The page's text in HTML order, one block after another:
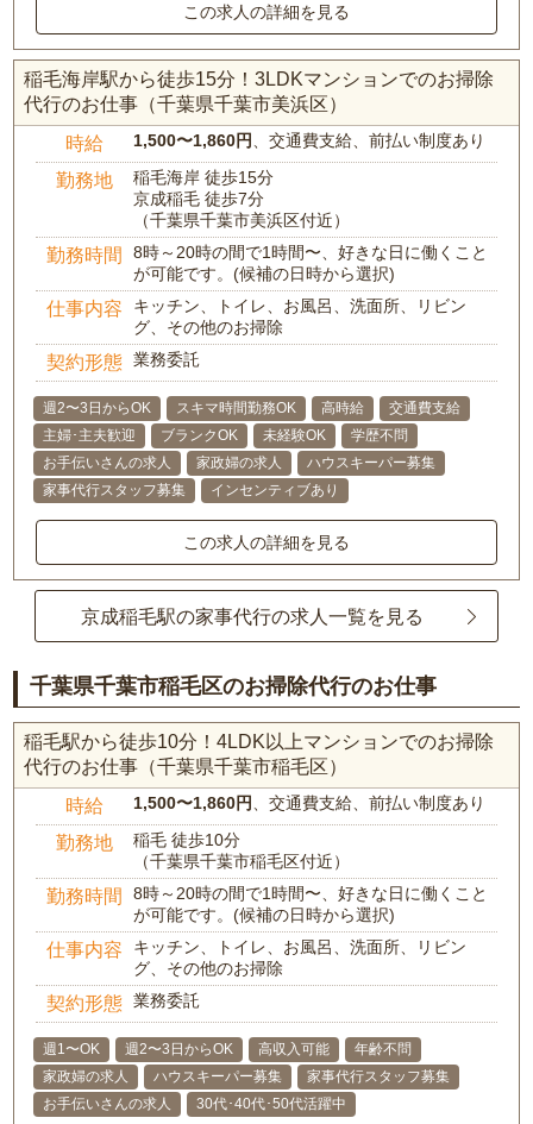
この求人の詳細を見る
稲毛海岸駅から徒歩15分！3LDKマンションでのお掃除
代行のお仕事（千葉県千葉市美浜区）
時給 1,500〜1,860円、交通費支給、前払い制度あり
勤務地
稲毛海岸 徒歩15分
京成稲毛 徒歩7分
（千葉県千葉市美浜区付近）
勤務時間
8時～20時の間で1時間〜、好きな日に働くこと
が可能です。(候補の日時から選択)
仕事内容
キッチン、トイレ、お風呂、洗面所、リビン
グ、その他のお掃除
契約形態 業務委託
週2〜3日からOK スキマ時間勤務OK 高時給
交通費支給
主婦･主夫歓迎
ブランクOK 未経験OK
学歴不問
お手伝いさんの求人
家政婦の求人
ハウスキーパー募集
家事代行スタッフ募集
インセンティブあり
この求人の詳細を見る
京成稲毛駅の家事代行の求人一覧を見る
千葉県千葉市稲毛区のお掃除代行のお仕事
稲毛駅から徒歩10分！4LDK以上マンションでのお掃除
代行のお仕事（千葉県千葉市稲毛区）
時給 1,500〜1,860円 、交通費支給、前払い制度あり
勤務地
稲毛 徒歩10分
（千葉県千葉市稲毛区付近）
勤務時間
8時～20時の間で1時間〜、好きな日に働くこと
が可能です。(候補の日時から選択)
仕事内容
キッチン、トイレ、お風呂、洗面所、リビン
グ、その他のお掃除
契約形態 業務委託
週1〜OK 週2〜3日からOK 高収入可能
年齢不問
家政婦の求人
ハウスキーパー募集
家事代行スタッフ募集
お手伝いさんの求人
30代･40代･50代活躍中